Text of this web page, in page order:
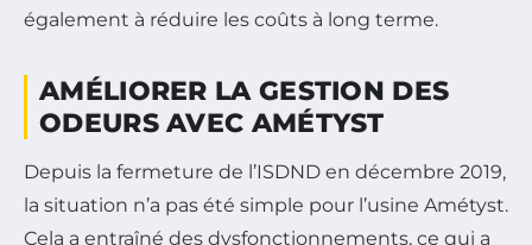
également à réduire les coûts à long terme.
AMÉLIORER LA GESTION DES
ODEURS AVEC AMÉTYST
Depuis la fermeture de l’ISDND en décembre 2019,
la situation n’a pas été simple pour l’usine Amétyst.
Cela a entraîné des dysfonctionnements, ce qui a